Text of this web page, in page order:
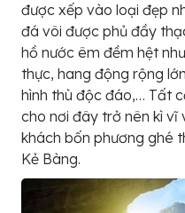
được xếp vào loại đẹp
đá vôi được phủ đầy
hồ nước êm đềm hệt
thực, hang động rộng
hình thù độc đáo,… Tất
cho nơi đây trở nên kì vĩ
khách bốn phương ghé
Kẻ Bàng.